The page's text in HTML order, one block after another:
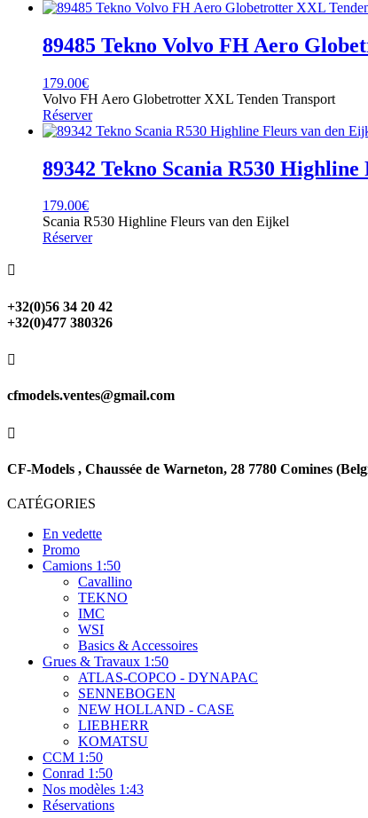
89485 Tekno Volvo FH Aero
179.00€
Volvo FH Aero Globetrotter XXL Tenden Transport
Réserver
89342 Tekno Scania R530
179.00€
Scania R530 Highline Fleurs van den Eijkel
Réserver

+32(0)56 34 20 42
+32(0)477 380326

cfmodels.ventes@gmail.com

CF-Models , Chaussée de Warneton, 28 7780 Comines
CATÉGORIES
En vedette
Promo
Camions 1:50
Cavallino
TEKNO
IMC
WSI
Basics & Accessoires
Grues & Travaux 1:50
ATLAS-COPCO - DYNAPAC
SENNEBOGEN
NEW HOLLAND - CASE
LIEBHERR
KOMATSU
CCM 1:50
Conrad 1:50
Nos modèles 1:43
Réservations